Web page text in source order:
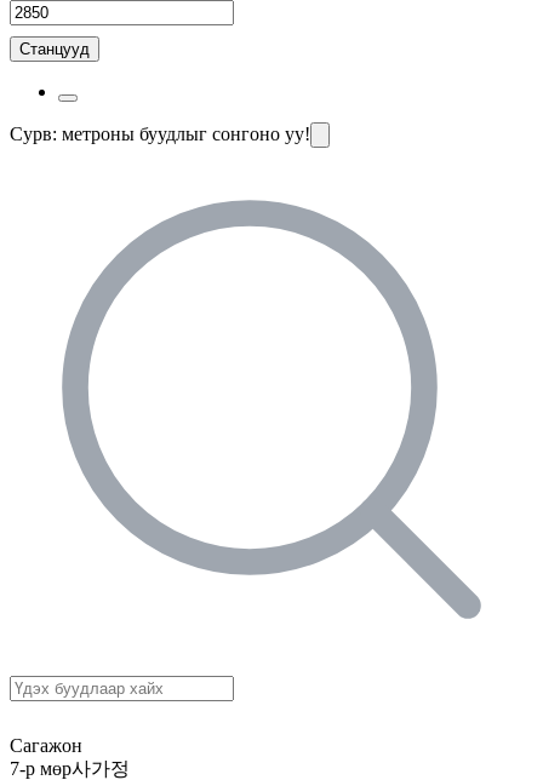
Станцууд
Сурв: метроны буудлыг сонгоно уу!
Сагажон
7-р мөр사가정